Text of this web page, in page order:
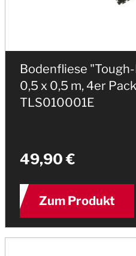
Bodenfliese
0,5 x 0,5 m, 4er
TLS010001E
49,90 €
Zum Produkt